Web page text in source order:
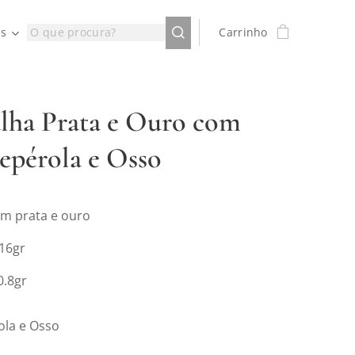
Carrinho
Prata e Ouro com
e Osso
prata e ouro
e Osso